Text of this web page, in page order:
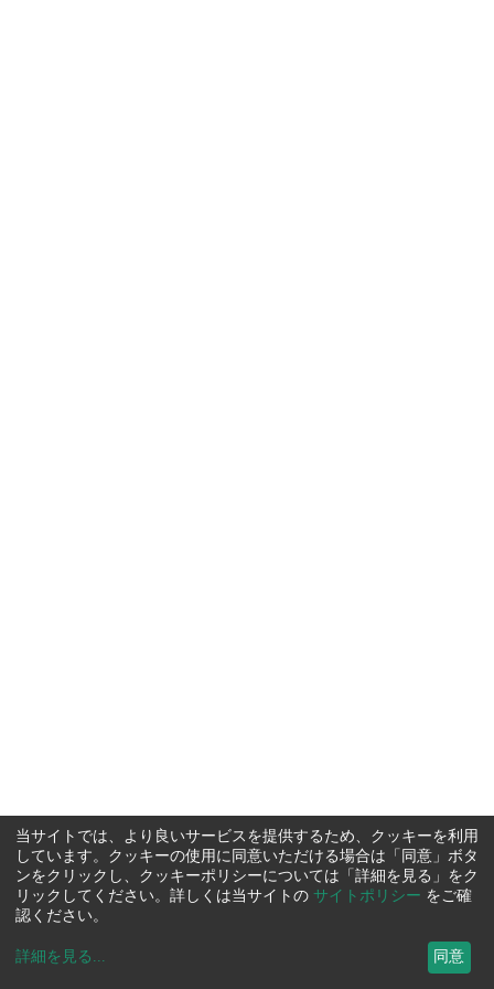
当サイトでは、より良いサービスを提供するため、クッキーを利用
しています。クッキーの使用に同意いただける場合は「同意」ボタ
ンをクリックし、クッキーポリシーについては「詳細を見る」をク
リックしてください。詳しくは当サイトの サイトポリシー をご確
認ください。
詳細を見る ... 同意